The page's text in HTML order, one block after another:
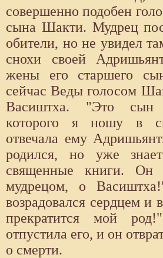
совершенно подобен
сына Шакти. Мудрец
обители, но не увидел
снохи своей
жены его старшего
сейчас Веды голосом
Васиштха. "Это сын
которого я ношу в
отвечала ему
родился, но уже
священные книги. Он
мудрецом, о
возрадовался сердцем и
прекратится мой
отпустила его, и он
о смерти.